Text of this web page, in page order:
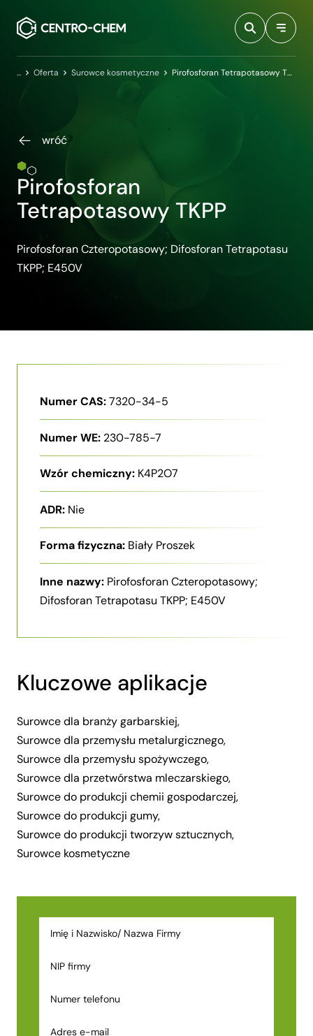
Centro-Chem
Oferta Surowce kosmetyczne Pirofosforan Tetrapotasowy TKPP
wróć
Pirofosforan
Tetrapotasowy TKPP
Pirofosforan Czteropotasowy; Difosforan Tetrapotasu
TKPP; E450V
Numer CAS:7320-34-5
Numer WE: 230-785-7
Wzór chemiczny: K4P2O7
ADR: Nie
Forma fizyczna: Biały Proszek
Inne nazwy: Pirofosforan Czteropotasowy;
Difosforan Tetrapotasu TKPP; E450V
Kluczowe aplikacje
Surowce dla branży garbarskiej,
Surowce dla przemysłu metalurgicznego,
Surowce dla przemysłu spożywczego,
Surowce dla przetwórstwa mleczarskiego,
Surowce do produkcji chemii gospodarczej,
Surowce do produkcji gumy,
Surowce do produkcji tworzyw sztucznych,
Surowce kosmetyczne